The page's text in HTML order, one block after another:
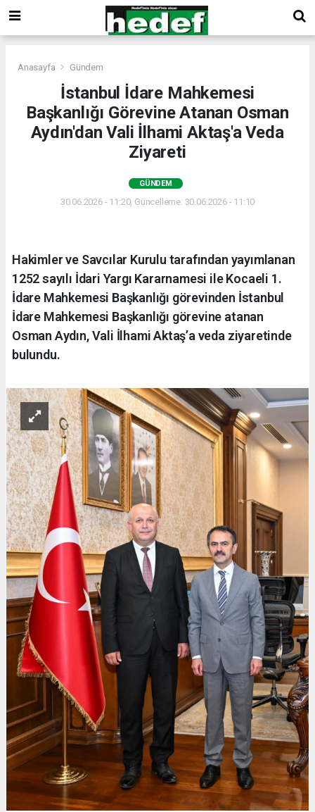
Anasayfa Gündem
İstanbul İdare Mahkemesi
Başkanlığı Görevine Atanan Osman
Aydın'dan Vali İlhami Aktaş'a Veda
Ziyareti
GÜNDEM
30.06.2026 - 11:20, Güncelleme: 30.06.2026 - 11:10
Hakimler ve Savcılar Kurulu tarafından yayımlanan
1252 sayılı İdari Yargı Kararnamesi ile Kocaeli 1.
İdare Mahkemesi Başkanlığı görevinden İstanbul
İdare Mahkemesi Başkanlığı görevine atanan
Osman Aydın, Vali İlhami Aktaş’a veda ziyaretinde
bulundu.